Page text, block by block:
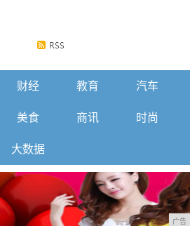
财经 教育 汽车
美食 商讯 时尚
大数据
广告